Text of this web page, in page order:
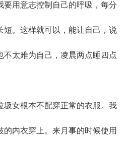
用意志控制自己的呼吸，每分
短。这样就可以，能让自己，说
不太难为自己，凌晨两点睡四点
女根本不配穿正常的衣服。我
内衣穿上。来月事的时候使用